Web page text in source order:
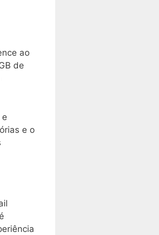
ao
de
e o